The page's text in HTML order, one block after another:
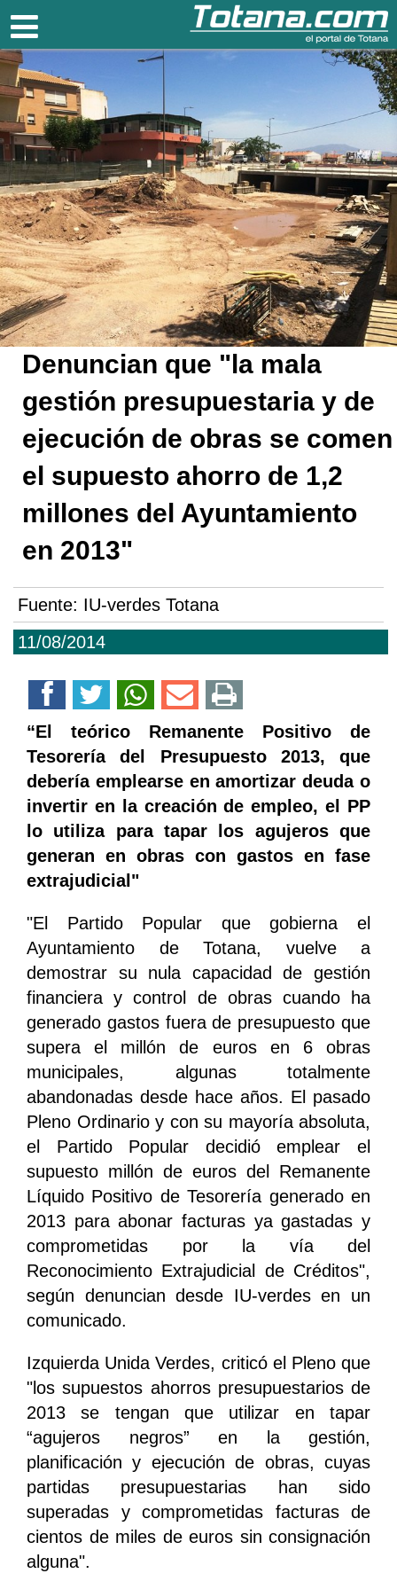
Totana.com
11/08/2014
Denuncian que "la mala
gestión presupuestaria y de
ejecución de obras se comen
el supuesto ahorro de 1,2
millones del Ayuntamiento
en 2013"
Fuente: IU-verdes Totana
“El teórico Remanente Positivo de
Tesorería del Presupuesto 2013, que
debería emplearse en amortizar deuda o
invertir en la creación de empleo, el PP
lo utiliza para tapar los agujeros que
generan en obras con gastos en fase
extrajudicial"
"El Partido Popular que gobierna el
Ayuntamiento de Totana, vuelve a
demostrar su nula capacidad de gestión
financiera y control de obras cuando ha
generado gastos fuera de presupuesto que
supera el millón de euros en 6 obras
municipales, algunas totalmente
abandonadas desde hace años. El pasado
Pleno Ordinario y con su mayoría absoluta,
el Partido Popular decidió emplear el
supuesto millón de euros del Remanente
Líquido Positivo de Tesorería generado en
2013 para abonar facturas ya gastadas y
comprometidas por la vía del
Reconocimiento Extrajudicial de Créditos",
según denuncian desde IU-verdes en un
comunicado.
Izquierda Unida Verdes, criticó el Pleno que
"los supuestos ahorros presupuestarios de
2013 se tengan que utilizar en tapar
“agujeros negros” en la gestión,
planificación y ejecución de obras, cuyas
partidas presupuestarias han sido
superadas y comprometidas facturas de
cientos de miles de euros sin consignación
alguna".